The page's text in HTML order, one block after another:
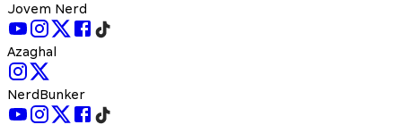
Jovem Nerd
Azaghal
NerdBunker